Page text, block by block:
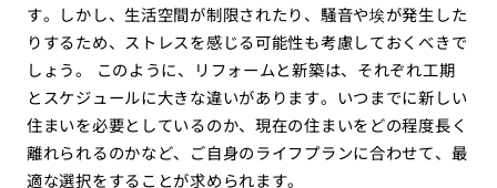
す。しかし、生活空間が制限されたり、騒音や埃が発生した
りするため、ストレスを感じる可能性も考慮しておくべきで
しょう。 このように、リフォームと新築は、それぞれ工期
とスケジュールに大きな違いがあります。いつまでに新しい
住まいを必要としているのか、現在の住まいをどの程度長く
離れられるのかなど、ご自身のライフプランに合わせて、最
適な選択をすることが求められます。